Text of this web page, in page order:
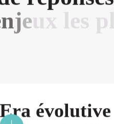
njeux les pl
Era évolutive